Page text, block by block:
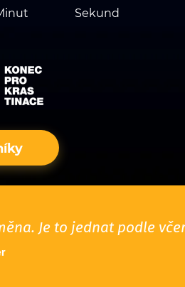
Sekund
Je to jednat podle